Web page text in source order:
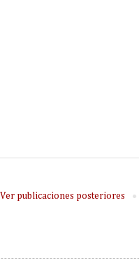
Ver publicaciones posteriores